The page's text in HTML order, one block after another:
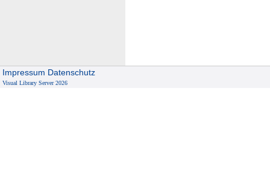
Impressum Datenschutz
Visual Library Server 2026